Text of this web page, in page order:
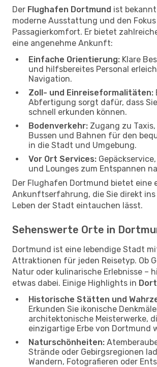
Der Flughafen Dortmund ist
moderne Ausstattung und den
Passagierkomfort. Er bietet
eine angenehme Ankunft:
Einfache Orientierung: Klare
und hilfsbereites Personal
Navigation.
Zoll- und Einreiseformalitäten:
Abfertigung sorgt dafür, dass
schnell erkunden können.
Bodenverkehr: Zugang zu
Bussen und Bahnen für den
in die Stadt und Umgebung.
Vor Ort Services:
und Lounges zum Entspannen
Der Flughafen Dortmund bietet eine
Ankunftserfahrung, die Sie direkt ins
Leben der Stadt eintauchen lässt.
Sehenswerte Orte in
Dortmund ist eine lebendige Stadt
Attraktionen für jeden Reisetyp. Ob
Natur oder kulinarische Erlebnisse –
etwas dabei. Einige Highlights in
Historische Stätten und
Erkunden Sie ikonische
architektonische Meisterwerke,
einzigartige Erbe von Dortmund
Naturschönheiten:
Strände oder Gebirgsregionen
Wandern, Fotografieren oder